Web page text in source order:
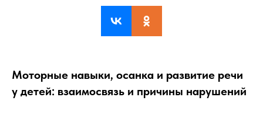
Моторные навыки, осанка и развитие речи
у детей: взаимосвязь и причины нарушений